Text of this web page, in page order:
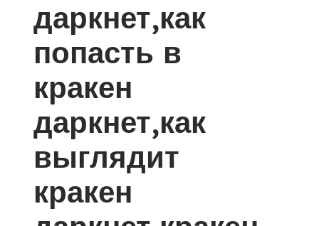
даркнет,как
попасть в
кракен
даркнет,как
выглядит
кракен